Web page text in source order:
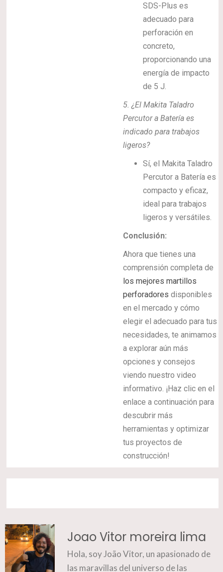
SDS-Plus es
adecuado para
perforación en
concreto,
proporcionando una
energía de impacto
de 5 J.
5. ¿El Makita Taladro
Percutor a Batería es
indicado para trabajos
ligeros?
Sí, el Makita Taladro
Percutor a Batería es
compacto y eficaz,
ideal para trabajos
ligeros y versátiles.
Conclusión:
Ahora que tienes una
comprensión completa de
los mejores martillos
perforadores disponibles
en el mercado y cómo
elegir el adecuado para tus
necesidades, te animamos
a explorar aún más
opciones y consejos
viendo nuestro video
informativo. ¡Haz clic en el
enlace a continuación para
descubrir más
herramientas y optimizar
tus proyectos de
construcción!
Joao Vitor moreira lima
Hola, soy João Vitor, un apasionado de
las maravillas del universo de las